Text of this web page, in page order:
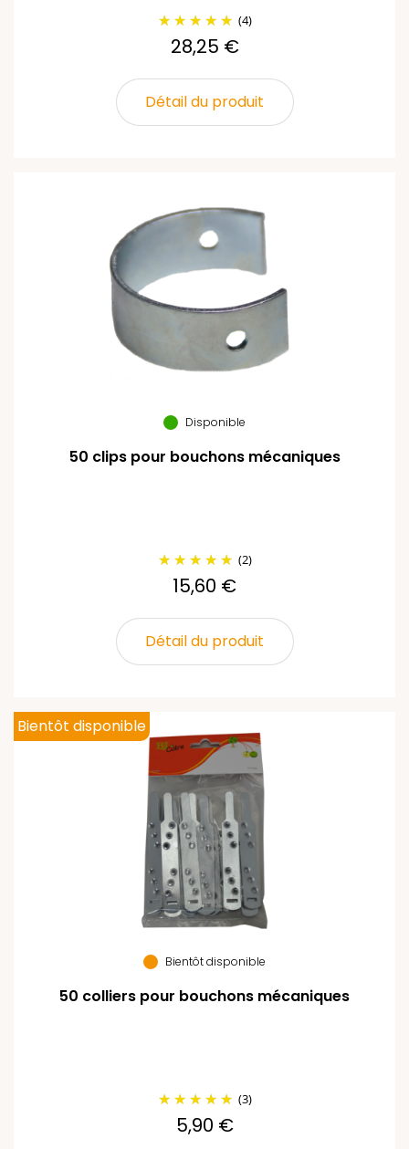
(4)
28,25 €
Détail du produit
Disponible
50 clips pour bouchons mécaniques
(2)
15,60 €
Détail du produit
Bientôt disponible
50 colliers pour bouchons mécaniques
(3)
5,90 €
Bientôt disponible